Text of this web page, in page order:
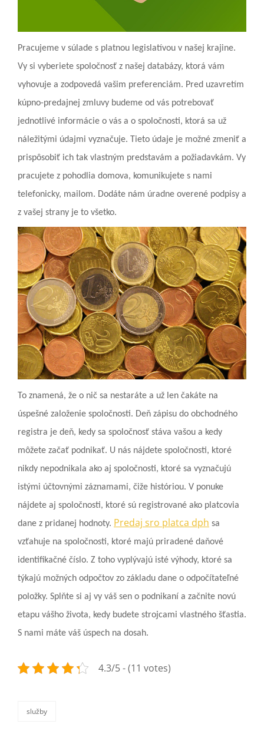
Pracujeme v súlade s platnou legislatívou v našej krajine.
Vy si vyberiete spoločnosť z našej databázy, ktorá vám
vyhovuje a zodpovedá vašim preferenciám. Pred uzavretím
kúpno-predajnej zmluvy budeme od vás potrebovať
jednotlivé informácie o vás a o spoločnosti, ktorá sa už
náležitými údajmi vyznačuje. Tieto údaje je možné zmeniť a
prispôsobiť ich tak vlastným predstavám a požiadavkám. Vy
pracujete z pohodlia domova, komunikujete s nami
telefonicky, mailom. Dodáte nám úradne overené podpisy a
z vašej strany je to všetko.
To znamená, že o nič sa nestaráte a už len čakáte na
úspešné založenie spoločnosti. Deň zápisu do obchodného
registra je deň, kedy sa spoločnosť stáva vašou a kedy
môžete začať podnikať. U nás nájdete spoločnosti, ktoré
nikdy nepodnikala ako aj spoločnosti, ktoré sa vyznačujú
istými účtovnými záznamami, čiže históriou. V ponuke
nájdete aj spoločnosti, ktoré sú registrované ako platcovia
dane z pridanej hodnoty. Predaj sro platca dph sa
vzťahuje na spoločnosti, ktoré majú priradené daňové
identifikačné číslo. Z toho vyplývajú isté výhody, ktoré sa
týkajú možných odpočtov zo základu dane o odpočítateľné
položky. Splňte si aj vy váš sen o podnikaní a začnite novú
etapu vášho života, kedy budete strojcami vlastného šťastia.
S nami máte váš úspech na dosah.
4.3/5 - (11 votes)
categories
služby